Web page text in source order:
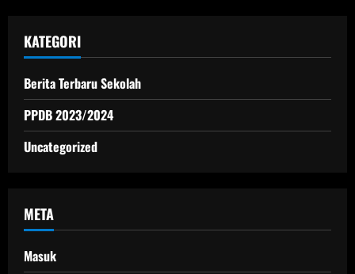
KATEGORI
Berita Terbaru Sekolah
PPDB 2023/2024
Uncategorized
META
Masuk